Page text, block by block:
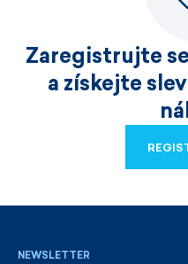
Zaregistrujte
a získejte
NEWSLETTER